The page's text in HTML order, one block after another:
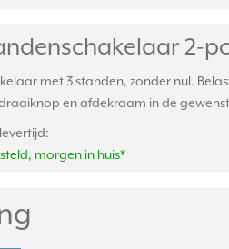
2-
met 3 standen, zonder nul.
en afdekraam in de
morgen in huis*